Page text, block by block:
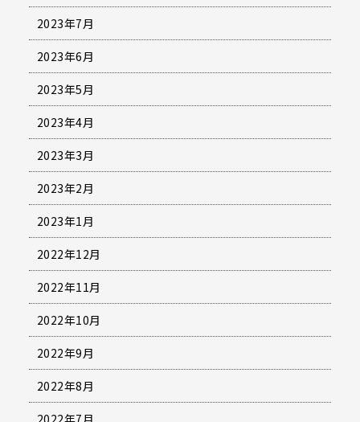
2023年7月
2023年6月
2023年5月
2023年4月
2023年3月
2023年2月
2023年1月
2022年12月
2022年11月
2022年10月
2022年9月
2022年8月